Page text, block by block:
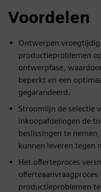
Voordelen
Ontwerpen
productieproblemen
ontwerpfase,
beperkt en een
gegarandeerd.
Stroomlijn de selectie
inkoopafdelingen de
beslissingen te
kunnen leveren tegen
Het offerteproces
offerteaanvraagproces
productieproblemen